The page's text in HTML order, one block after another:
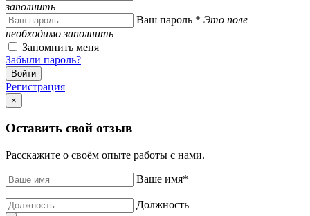
заполнить
Ваш пароль * Это поле
необходимо заполнить
Запомнить меня
Забыли пароль?
Регистрация
×
Оставить свой отзыв
Расскажите о своём опыте работы с нами.
Ваше имя*
Должность